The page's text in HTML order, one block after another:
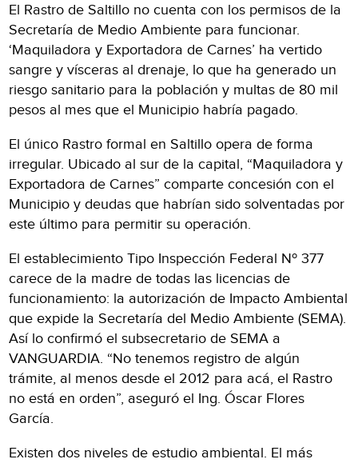
El Rastro de Saltillo no cuenta con los permisos de la
Secretaría de Medio Ambiente para funcionar.
‘Maquiladora y Exportadora de Carnes’ ha vertido
sangre y vísceras al drenaje, lo que ha generado un
riesgo sanitario para la población y multas de 80 mil
pesos al mes que el Municipio habría pagado.
El único Rastro formal en Saltillo opera de forma
irregular. Ubicado al sur de la capital, “Maquiladora y
Exportadora de Carnes” comparte concesión con el
Municipio y deudas que habrían sido solventadas por
este último para permitir su operación.
El establecimiento Tipo Inspección Federal Nº 377
carece de la madre de todas las licencias de
funcionamiento: la autorización de Impacto Ambiental
que expide la Secretaría del Medio Ambiente (SEMA).
Así lo confirmó el subsecretario de SEMA a
VANGUARDIA. “No tenemos registro de algún
trámite, al menos desde el 2012 para acá, el Rastro
no está en orden”, aseguró el Ing. Óscar Flores
García.
Existen dos niveles de estudio ambiental. El más